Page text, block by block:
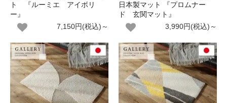
ト 『ルーミエ アイボリ
ー』
7,150円(税込)～
日本製マット 『プロムナー
ド 玄関マット』
3,990円(税込)～